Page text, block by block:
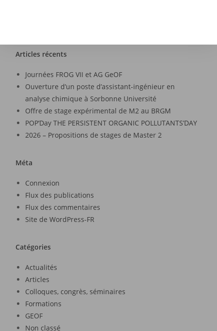
Articles récents
Journées FROG VII et AG GeOF
Ouverture d’un poste d’assistant-ingénieur en
analyse chimique à Sorbonne Université
Offre de stage expérimental de M2 au BRGM
POP’Day THE PERSISTENT ORGANIC POLLUTANTS’DAY
2026 – Propositions de stages de Master 2
Méta
Connexion
Flux des publications
Flux des commentaires
Site de WordPress-FR
Catégories
Actualités
Articles
Colloques, congrès, séminaires
Formations
GEOF
Non classé